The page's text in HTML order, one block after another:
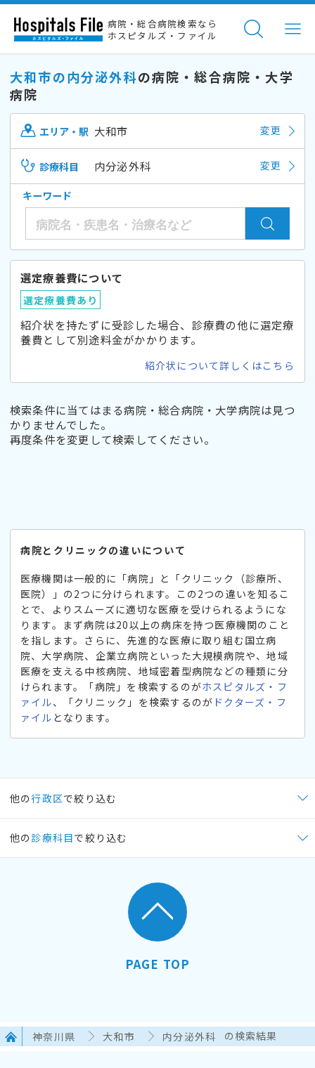
病院・総合病院検索なら
ホスピタルズ・ファイル
大和市の内分泌外科の病院・総合病院・大学
病院
エリア・駅 大和市 変更
診療科目 内分泌外科 変更
キーワード
選定療養費について
選定療養費あり
紹介状を持たずに受診した場合、診療費の他に選定療
養費として別途料金がかかります。
紹介状について詳しくはこちら
検索条件に当てはまる病院・総合病院・大学病院は見つ
かりませんでした。
再度条件を変更して検索してください。
病院とクリニックの違いについて
医療機関は一般的に「病院」と「クリニック（診療所、
医院）」の2つに分けられます。この2つの違いを知るこ
とで、よりスムーズに適切な医療を受けられるようにな
ります。まず病院は20以上の病床を持つ医療機関のこと
を指します。さらに、先進的な医療に取り組む国立病
院、大学病院、企業立病院といった大規模病院や、地域
医療を支える中核病院、地域密着型病院などの種類に分
けられます。「病院」を検索するのがホスピタルズ・フ
ァイル、「クリニック」を検索するのが ドクターズ・フ
ァイル となります。
他の行政区で絞り込む
他の 診療科目で絞り込む
PAGE TOP
神奈川県 大和市 内分泌外科 の検索結果